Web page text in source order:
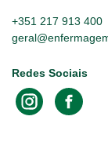
+351 217 913 400
Redes Sociais